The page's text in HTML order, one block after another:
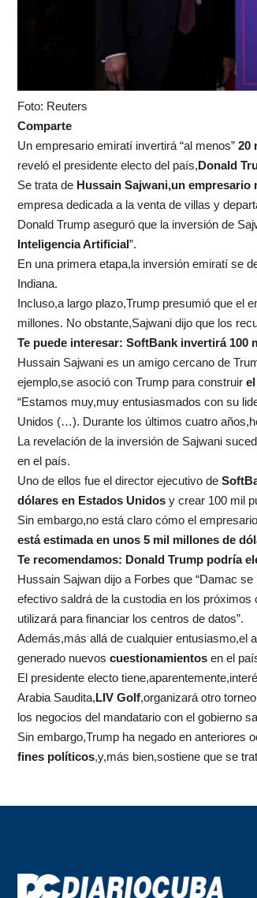
Foto: Reuters
Comparte
Un empresario emiratí invertirá “al menos” 20
reveló el presidente electo del país,Donald
Se trata de Hussain Sajwani,un
empresa dedicada a la venta de villas y
Donald Trump aseguró que la inversión de
Inteligencia Artificial”.
En una primera etapa,la inversión emiratí se
Indiana.
Incluso,a largo plazo,Trump presumió que el
millones. No obstante,Sajwani dijo que los
Te puede interesar: SoftBank invertirá 100
Hussain Sajwani es un amigo cercano de
ejemplo,se asoció con Trump para construir
“Estamos muy,muy entusiasmados con su
Unidos (…). Durante los últimos cuatro
La revelación de la inversión de Sajwani
en el país.
Uno de ellos fue el director ejecutivo de
dólares en Estados Unidos y crear 100 mil
Sin embargo,no está claro cómo el
está estimada en unos 5 mil millones de
Te recomendamos: Donald Trump podría
Hussain Sajwan dijo a Forbes que “Damac
efectivo saldrá de la custodia en los
utilizará para financiar los centros de datos”.
Además,más allá de cualquier entusiasmo,el
generado nuevos cuestionamientos en el
El presidente electo
Arabia Saudita,LIV Golf,organizará otro
los negocios del mandatario con el gobierno
Sin embargo,Trump ha negado en anteriores
fines políticos,y,más bien,sostiene que se